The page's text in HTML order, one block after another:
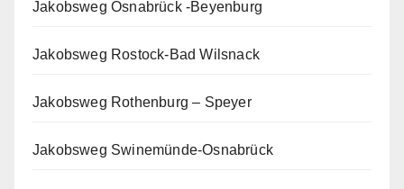
Jakobsweg Osnabrück -Beyenburg
Jakobsweg Rostock-Bad Wilsnack
Jakobsweg Rothenburg – Speyer
Jakobsweg Swinemünde-Osnabrück